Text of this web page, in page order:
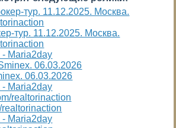
тур. 11.12.2025. Москва.
Maria2day
06.03.2026
Maria2day
Maria2day